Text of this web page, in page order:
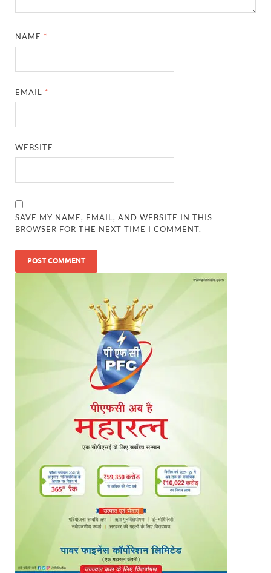
NAME *
EMAIL *
WEBSITE
SAVE MY NAME, EMAIL, AND WEBSITE IN THIS
BROWSER FOR THE NEXT TIME I COMMENT.